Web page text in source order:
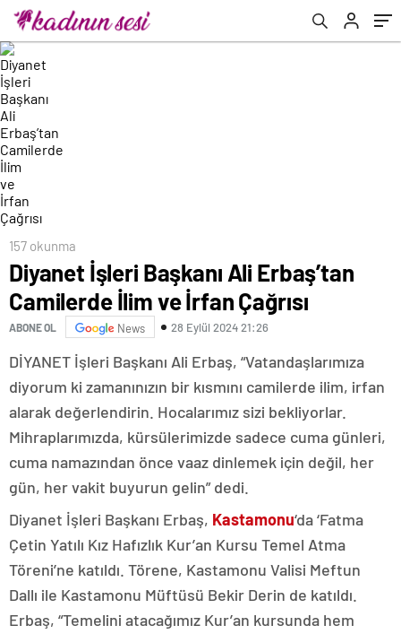
157 okunma
Diyanet İşleri Başkanı Ali Erbaş’tan
Camilerde İlim ve İrfan Çağrısı
ABONE OL News 28 Eylül 2024 21:26
DİYANET İşleri Başkanı Ali Erbaş, “Vatandaşlarımıza
diyorum ki zamanınızın bir kısmını camilerde ilim, irfan
alarak değerlendirin. Hocalarımız sizi bekliyorlar.
Mihraplarımızda, kürsülerimizde sadece cuma günleri,
cuma namazından önce vaaz dinlemek için değil, her
gün, her vakit buyurun gelin” dedi.
Diyanet İşleri Başkanı Erbaş, Kastamonu‘da ‘Fatma
Çetin Yatılı Kız Hafızlık Kur’an Kursu Temel Atma
Töreni’ne katıldı. Törene, Kastamonu Valisi Meftun
Dallı ile Kastamonu Müftüsü Bekir Derin de katıldı.
Erbaş, “Temelini atacağımız Kur’an kursunda hem